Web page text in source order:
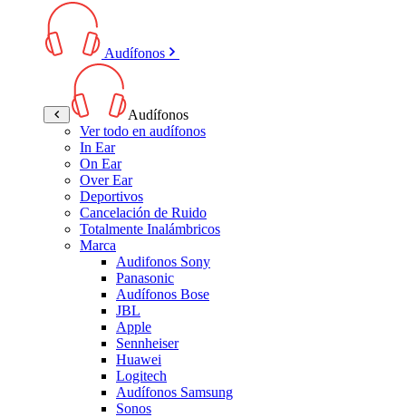
Audífonos
Audífonos
Ver todo en audífonos
In Ear
On Ear
Over Ear
Deportivos
Cancelación de Ruido
Totalmente Inalámbricos
Marca
Audifonos Sony
Panasonic
Audífonos Bose
JBL
Apple
Sennheiser
Huawei
Logitech
Audífonos Samsung
Sonos